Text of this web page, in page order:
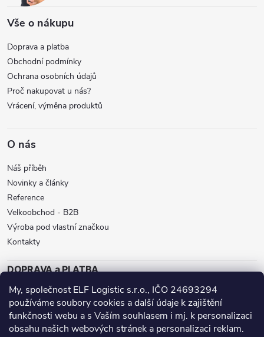
My, společnost ELF Logistic s.r.o., IČO 24693294
používáme soubory cookies a další údaje k zajištění
funkčnosti webu a s Vaším souhlasem i mj. k personalizaci
obsahu našich webových stránek a personalizaci reklam.
Vše o nákupu
Doprava a platba
Obchodní podmínky
Ochrana osobních údajů
Proč nakupovat u nás?
Vrácení, výměna produktů
O nás
Náš příběh
Novinky a články
Reference
Velkoobchod - B2B
Výroba pod vlastní značkou
Kontakty
DOPRAVA a PLATBA
ZÁSILKOVNA BALÍKOVNA GLS
DPD